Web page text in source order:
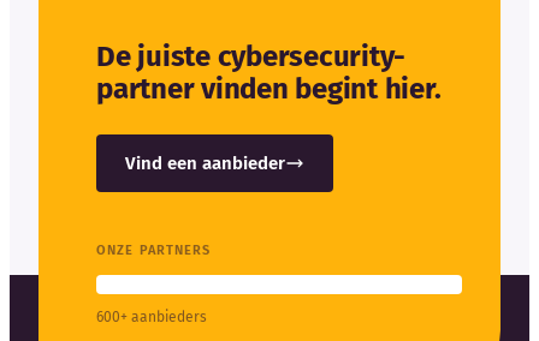
De juiste cybersecurity-
partner vinden begint hier.
Vind een aanbieder
ONZE PARTNERS
600+ aanbieders